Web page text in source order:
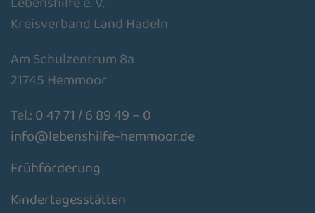
Kreisverband Land Hadeln
Am Schulzentrum 8a
21745 Hemmoor
Tel.:0 47 71 / 6 89 49 – 0
info@lebenshilfe-hemmoor.de
Frühförderung
Kindertagesstätten